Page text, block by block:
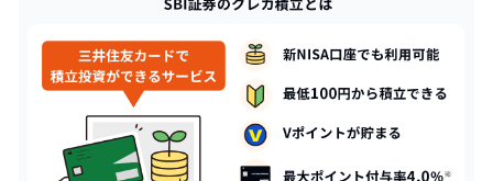
③最低金額が100円と初心者でも利用しやすい
④証券口座への入金が不要
SBI証券のクレカ積立のデメリット
①カードの種類によっては他の証券会社の方がポイント